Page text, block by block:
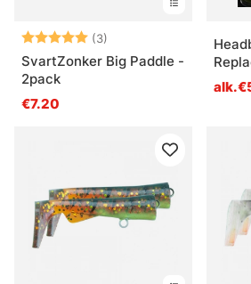
Arvio: (3)
5.0 5:sta tähdestä
SvartZonker Big Paddle -
2pack
€7.20